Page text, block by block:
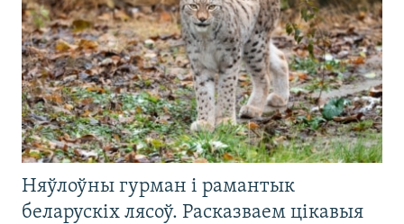
Няўлоўны гурман і рамантык
беларускіх лясоў. Расказваем цікавыя